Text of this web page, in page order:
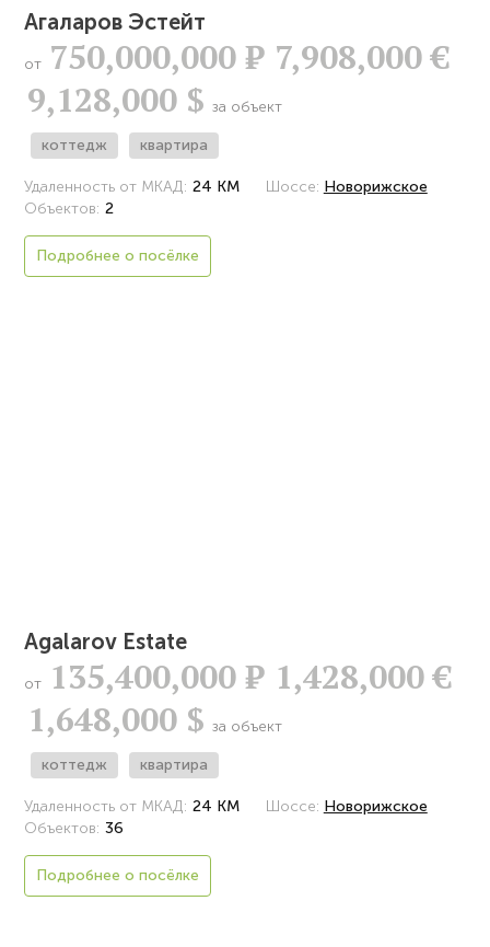
Агаларов Эстейт
от 750,000,000Р 7,908,000 €
9,128,000 $ за объект
коттедж квартира
Удаленность от МКАД: 24 КМ Шоссе: Новорижское
Объектов: 2
Подробнее о посёлке
Agalarov Estate
от 135,400,000Р 1,428,000 €
1,648,000 $ за объект
коттедж квартира
Удаленность от МКАД: 24 КМ Шоссе: Новорижское
Объектов: 36
Подробнее о посёлке